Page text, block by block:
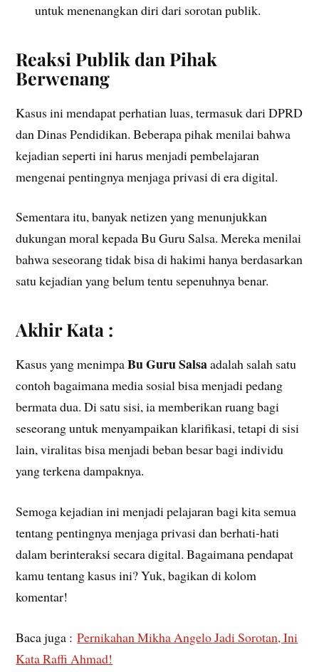
untuk menenangkan diri dari sorotan publik.
Reaksi Publik dan Pihak
Berwenang
Kasus ini mendapat perhatian luas, termasuk dari DPRD
dan Dinas Pendidikan. Beberapa pihak menilai bahwa
kejadian seperti ini harus menjadi pembelajaran
mengenai pentingnya menjaga privasi di era digital.
Sementara itu, banyak netizen yang menunjukkan
dukungan moral kepada Bu Guru Salsa. Mereka menilai
bahwa seseorang tidak bisa di hakimi hanya berdasarkan
satu kejadian yang belum tentu sepenuhnya benar.
Akhir Kata :
Kasus yang menimpaBu Guru Salsaadalah salah satu
contoh bagaimana media sosial bisa menjadi pedang
bermata dua. Di satu sisi, ia memberikan ruang bagi
seseorang untuk menyampaikan klarifikasi, tetapi di sisi
lain, viralitas bisa menjadi beban besar bagi individu
yang terkena dampaknya.
Semoga kejadian ini menjadi pelajaran bagi kita semua
tentang pentingnya menjaga privasi dan berhati-hati
dalam berinteraksi secara digital. Bagaimana pendapat
kamu tentang kasus ini? Yuk, bagikan di kolom
komentar!
Baca juga :Pernikahan Mikha Angelo Jadi Sorotan, Ini
Kata Raffi Ahmad!